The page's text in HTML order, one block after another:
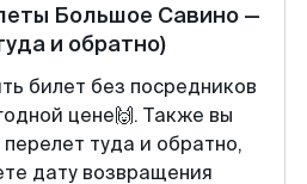
Большое Савино —
и обратно)
билет без посредников
цене🙌. Также вы
туда и обратно,
дату возвращения